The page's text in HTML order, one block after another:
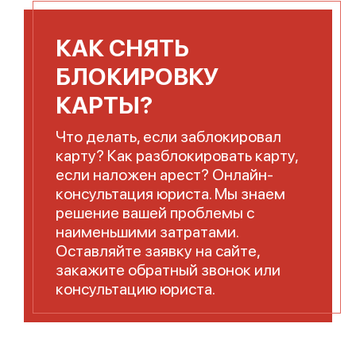
КАК СНЯТЬ
БЛОКИРОВКУ
КАРТЫ?
Что делать, если заблокировал
карту? Как разблокировать карту,
если наложен арест? Онлайн-
консультация юриста. Мы знаем
решение вашей проблемы с
наименьшими затратами.
Оставляйте заявку на сайте,
закажите обратный звонок или
консультацию юриста.